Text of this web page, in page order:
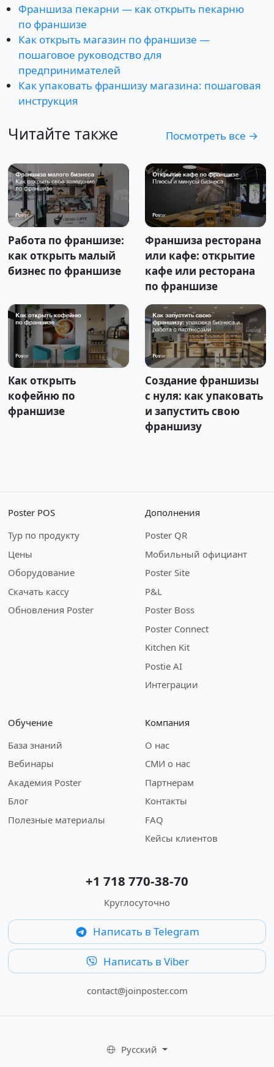
Франшиза пекарни — как открыть пекарню
по франшизе
Как открыть магазин по франшизе —
пошаговое руководство для
предпринимателей
Как упаковать франшизу магазина: пошаговая
инструкция
Читайте также Посмотреть все →
Работа по франшизе:
как открыть малый
бизнес по франшизе
Франшиза ресторана
или кафе: открытие
кафе или ресторана
по франшизе
Как открыть
кофейню по
франшизе
Создание франшизы
с нуля: как упаковать
и запустить свою
франшизу
Poster POS
Тур по продукту
Цены
Оборудование
Скачать кассу
Обновления Poster
Дополнения
Poster QR
Мобильный официант
Poster Site
P&L
Poster Boss
Poster Connect
Kitchen Kit
Postie AI
Интеграции
Обучение
База знаний
Вебинары
Академия Poster
Блог
Полезные материалы
Компания
О нас
СМИ о нас
Партнерам
Контакты
FAQ
Кейсы клиентов
+1 718 770-38-70
Круглосуточно
Написать в Telegram
Написать в Viber
contact@joinposter.com
Русский